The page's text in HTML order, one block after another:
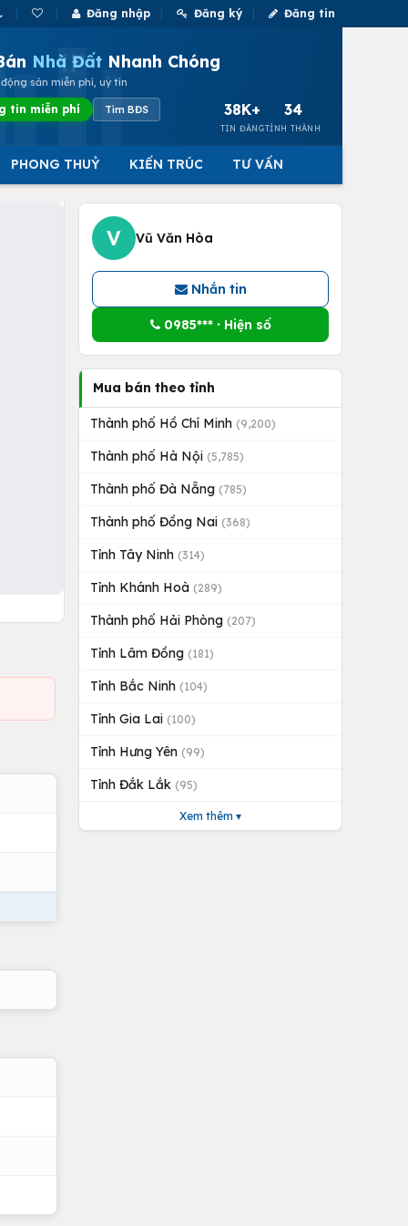
Đăng nhập Đăng ký Đăng tin
Nhà Đất Nhanh Chóng
sản miễn phí, uy tín
tin miễn phí Tìm BĐS 38K+
TIN ĐĂNG
34
TỈNH THÀNH
PHONG THUỶ KIẾN TRÚC TƯ VẤN
V Vũ Văn Hòa
Nhắn tin
0985*** · Hiện số
Mua bán theo tỉnh
Thành phố Hồ Chí Minh (9,200)
Thành phố Hà Nội (5,785)
Thành phố Đà Nẵng (785)
Thành phố Đồng Nai (368)
Tỉnh Tây Ninh (314)
Tỉnh Khánh Hoà (289)
Thành phố Hải Phòng (207)
Tỉnh Lâm Đồng (181)
Tỉnh Bắc Ninh (104)
Tỉnh Gia Lai (100)
Tỉnh Hưng Yên (99)
Tỉnh Đắk Lắk (95)
Xem thêm ▾